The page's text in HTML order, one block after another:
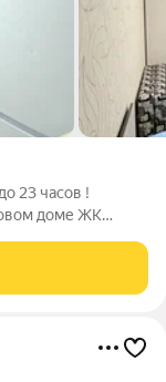
23 часов !
доме ЖК
Парковка и